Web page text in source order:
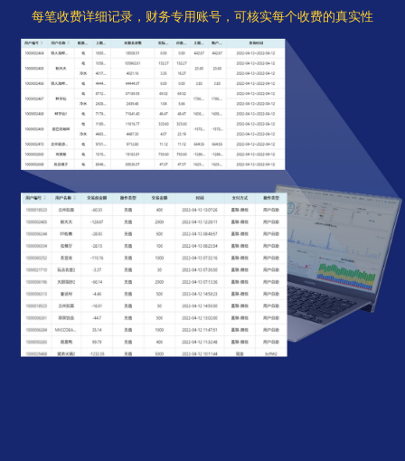
每笔收费详细记录，财务专用账号，可核实每个收费的真实性